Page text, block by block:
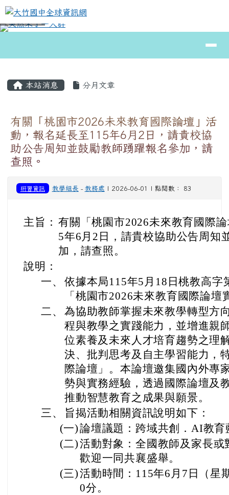
跳至主內容區
大竹國中全球資訊網
⏸
本站消息 分月文章
有關「桃園市2026未來教育國際論壇」活
動，報名延長至115年6月2日，請貴校協
助公告周知並鼓勵教師踴躍報名參加，請
查照。
研習資訊 教學組長 - 教務處 | 2026-06-01 | 點閱數： 83
主旨： 有關「桃園市2026未來教育國際
5年6月2日，請貴校協助公告周知
加，請查照。
說明：
一、 依據本局115年5月18日桃教高字
「桃園市2026未來教育國際論壇
二、 為協助教師掌握未來教學轉型方
程與教學之實踐能力，並增進親
位素養及未來人才培育趨勢之理
決、批判思考及自主學習能力，
際論壇」。本論壇邀集國內外專
勢與實務經驗，透過國際論壇及
推動智慧教育之成果與願景。
三、
旨揭活動相關資訊說明如下：
(一)論壇議題：跨域共創．AI教育
(二)活動對象：全國教師及家長
歡迎一同共襄盛舉。
(三)活動時間：115年6月7日（星
0分。